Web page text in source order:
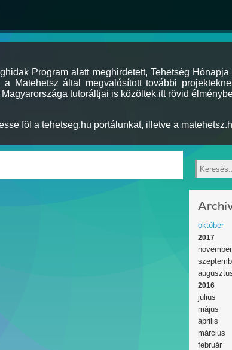
Program alatt meghirdetett, Tehetség
Matehetsz által megvalósított további
tutoráltjai is közöltek itt rövid
föl a tehetseg.hu portálunkat, illetve a
Keresés
október
2017
november
2016
július
május
április
március
február